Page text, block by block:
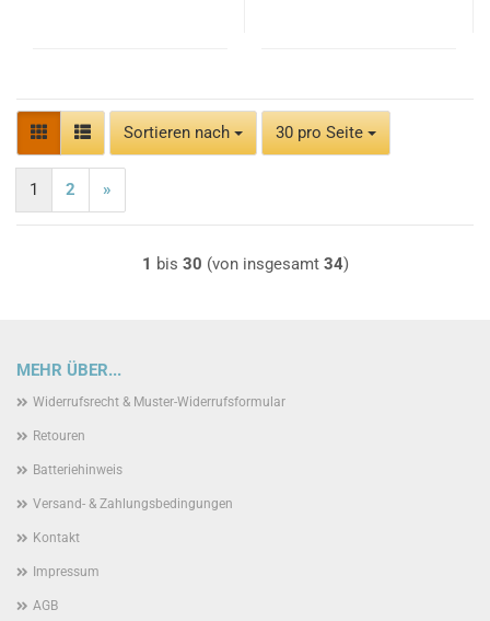
Sortieren nach
Sortieren nach 30 pro Seite
pro Seite
1 2 »
1 bis 30 (von insgesamt 34)
MEHR ÜBER...
Widerrufsrecht & Muster-Widerrufsformular
Retouren
Batteriehinweis
Versand- & Zahlungsbedingungen
Kontakt
Impressum
AGB